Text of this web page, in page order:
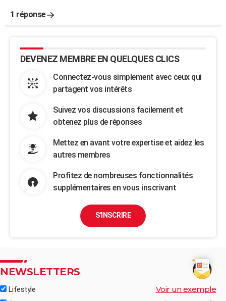
1 réponse
DEVENEZ MEMBRE EN QUELQUES CLICS
Connectez-vous simplement avec ceux qui
partagent vos intérêts
Suivez vos discussions facilement et
obtenez plus de réponses
Mettez en avant votre expertise et aidez les
autres membres
Profitez de nombreuses fonctionnalités
supplémentaires en vous inscrivant
S'INSCRIRE
NEWSLETTERS
Lifestyle Voir un exemple